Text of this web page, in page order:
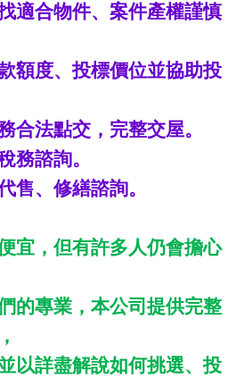
適合物件、案件產權謹慎
額度、投標價位並協助投
合法點交，完整交屋。
務諮詢。
售、修繕諮詢。
宜，但有許多人仍會擔心
的專業，本公司提供完整
以詳盡解說如何挑選、投